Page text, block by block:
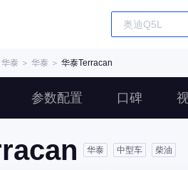
华泰 ＞ 华泰 ＞ 华泰Terracan
参数配置 口碑
华泰 中型车 柴油